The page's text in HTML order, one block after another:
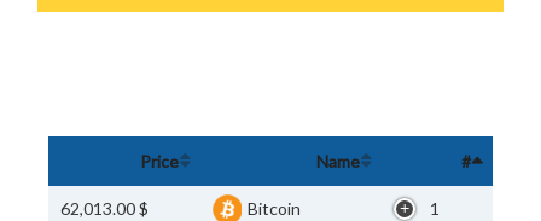
#
Name
Price
1
Bitcoin
$ 62,013.00